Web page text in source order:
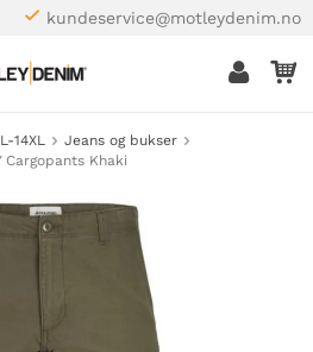
kundeservice@motleydenim.no
14XL
Jeans og bukser
Cargopants Khaki